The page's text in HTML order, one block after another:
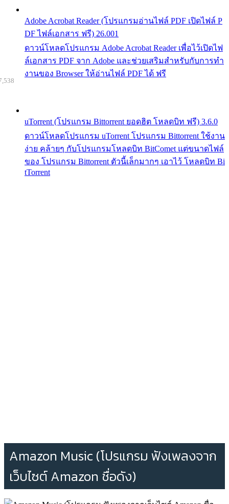
Adobe Acrobat Reader (โปรแกรมอ่านไฟล์ PDF เปิดไฟล์ P
DF ไฟล์เอกสาร ฟรี) 26.001
ดาวน์โหลดโปรแกรม Adobe Acrobat Reader เพื่อไว้เปิดไฟ
ล์เอกสาร PDF จาก Adobe และช่วยเสริมสำหรับกับการทำ
งานของ Browser ให้อ่านไฟล์ PDF ได้ ฟรี
uTorrent (โปรแกรม Bittorrent ยอดฮิต โหลดบิท ฟรี) 3.6.0
ดาวน์โหลดโปรแกรม uTorrent โปรแกรม Bittorrent ใช้งาน
ง่าย คล้ายๆ กับโปรแกรมโหลดบิท BitComet แต่ขนาดไฟล์
ของ โปรแกรม Bittorrent ตัวนี้เล็กมากๆ เอาไว้ โหลดบิท Bi
tTorrent
Amazon Music (โปรแกรม ฟังเพลงจาก
เว็บไซต์ Amazon ชื่อดัง)